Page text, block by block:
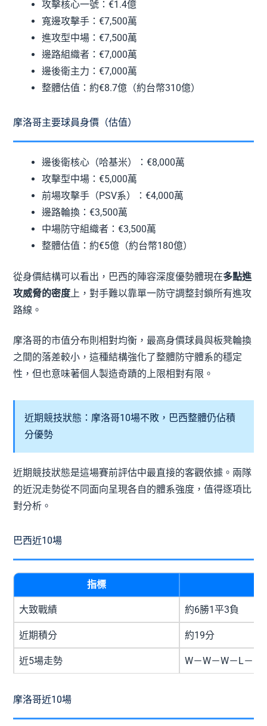
攻擊核心一號：€1.4億
寬邊攻擊手：€7,500萬
進攻型中場：€7,500萬
邊路組織者：€7,000萬
邊後衛主力：€7,000萬
整體估值：約€8.7億（約台幣310億）
摩洛哥主要球員身價（估值）
邊後衛核心（哈基米）：€8,000萬
攻擊型中場：€5,000萬
前場攻擊手（PSV系）：€4,000萬
邊路輪換：€3,500萬
中場防守組織者：€3,500萬
整體估值：約€5億（約台幣180億）
從身價結構可以看出，巴西的陣容深度優勢體現在多點進
攻威脅的密度上，對手難以靠單一防守調整封鎖所有進攻
路線。
摩洛哥的市值分布則相對均衡，最高身價球員與板凳輪換
之間的落差較小，這種結構強化了整體防守體系的穩定
性，但也意味著個人製造奇蹟的上限相對有限。
近期競技狀態：摩洛哥10場不敗，巴西整體仍佔積
分優勢
近期競技狀態是這場賽前評估中最直接的客觀依據。兩隊
的近況走勢從不同面向呈現各自的體系強度，值得逐項比
對分析。
巴西近10場
指標
大致戰績 約6勝1平3負
近期積分 約19分
近5場走勢 W－W－W－L－D
摩洛哥近10場